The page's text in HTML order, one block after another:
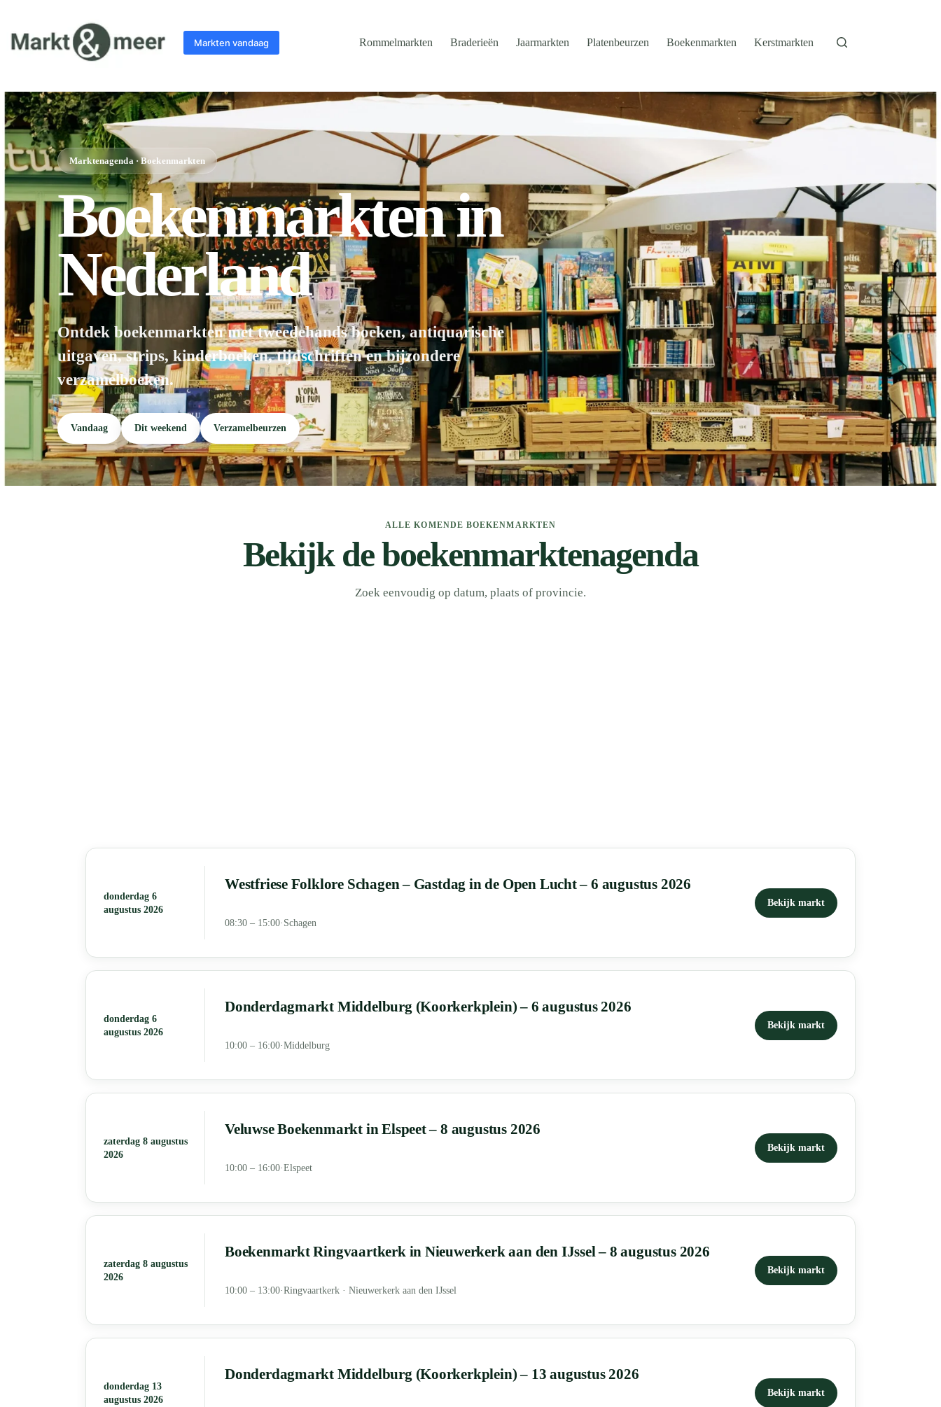
Markten vandaag Rommelmarkten Braderieën Jaarmarkten Platenbeurzen Boekenmarkten Kerstmarkten
Marktenagenda · Boekenmarkten
Boekenmarkten in
Nederland
Ontdek boekenmarkten met tweedehands boeken, antiquarische
uitgaven, strips, kinderboeken, tijdschriften en bijzondere
verzamelboeken.
Vandaag Dit weekend Verzamelbeurzen
ALLE KOMENDE BOEKENMARKTEN
Bekijk de boekenmarktenagenda
Zoek eenvoudig op datum, plaats of provincie.
donderdag 6
augustus 2026
Westfriese Folklore Schagen – Gastdag in de Open Lucht – 6 augustus 2026
08:30 – 15:00· Schagen
Bekijk markt
donderdag 6
augustus 2026
Donderdagmarkt Middelburg (Koorkerkplein) – 6 augustus 2026
10:00 – 16:00·Middelburg
Bekijk markt
zaterdag 8 augustus
2026
Veluwse Boekenmarkt in Elspeet – 8 augustus 2026
10:00 – 16:00·Elspeet
Bekijk markt
zaterdag 8 augustus
2026
Boekenmarkt Ringvaartkerk in Nieuwerkerk aan den IJssel – 8 augustus 2026
10:00 – 13:00·Ringvaartkerk · Nieuwerkerk aan den IJssel
Bekijk markt
donderdag 13
augustus 2026
Donderdagmarkt Middelburg (Koorkerkplein) – 13 augustus 2026
Bekijk markt